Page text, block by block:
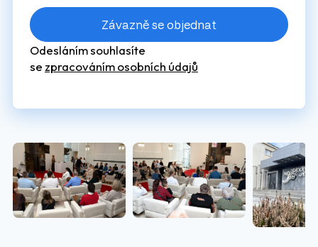
Závazně se objednat
Odesláním souhlasíte
se zpracováním osobních údajů